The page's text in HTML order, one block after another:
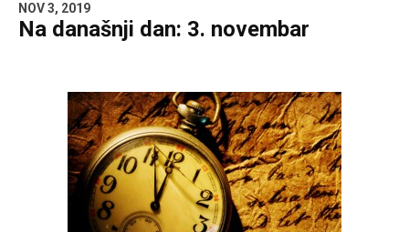
NOV 3, 2019
Na današnji dan: 3. novembar